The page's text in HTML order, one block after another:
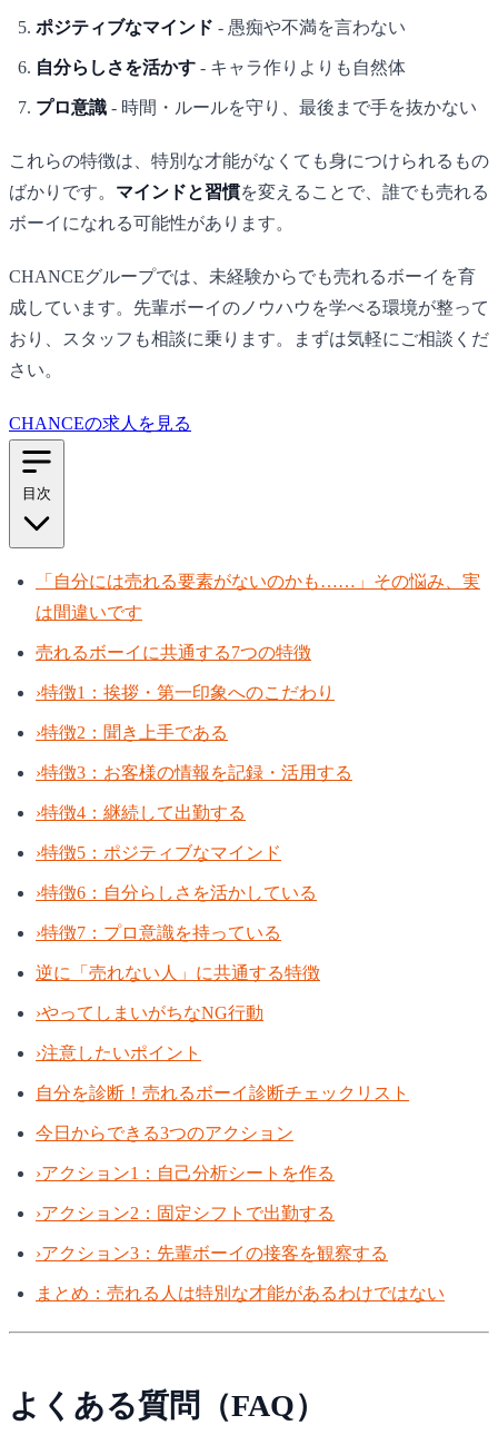
ポジティブなマインド - 愚痴や不満を言わない
自分らしさを活かす - キャラ作りよりも自然体
プロ意識 - 時間・ルールを守り、最後まで手を抜かない
これらの特徴は、特別な才能がなくても身につけられるもの
ばかりです。 マインドと習慣を変えることで、誰でも売れる
ボーイになれる可能性があります。
CHANCEグループでは、未経験からでも売れるボーイを育
成しています。先輩ボーイのノウハウを学べる環境が整って
おり、スタッフも相談に乗ります。まずは気軽にご相談くだ
さい。
CHANCEの求人を見る
目次
「自分には売れる要素がないのかも……」その悩み、実
は間違いです
売れるボーイに共通する7つの特徴
›特徴1：挨拶・第一印象へのこだわり
›特徴2：聞き上手である
›特徴3：お客様の情報を記録・活用する
›特徴4：継続して出勤する
›特徴5：ポジティブなマインド
›特徴6：自分らしさを活かしている
›特徴7：プロ意識を持っている
逆に「売れない人」に共通する特徴
›やってしまいがちなNG行動
›注意したいポイント
自分を診断！売れるボーイ診断チェックリスト
今日からできる3つのアクション
›アクション1：自己分析シートを作る
›アクション2：固定シフトで出勤する
›アクション3：先輩ボーイの接客を観察する
まとめ：売れる人は特別な才能があるわけではない
よくある質問（FAQ）